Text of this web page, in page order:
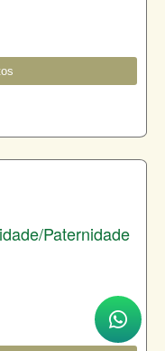
Paternidade